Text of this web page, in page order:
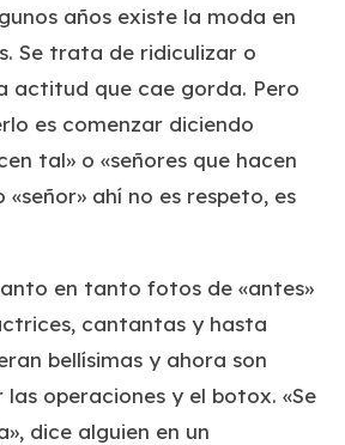
años existe la moda en
Se trata de ridiculizar o
actitud que cae gorda. Pero
es comenzar diciendo
tal» o «señores que hacen
«señor» ahí no es respeto, es
en tanto fotos de «antes»
cantantas y hasta
bellísimas y ahora son
operaciones y el botox. «Se
dice alguien en un